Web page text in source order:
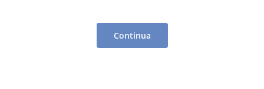
Continua